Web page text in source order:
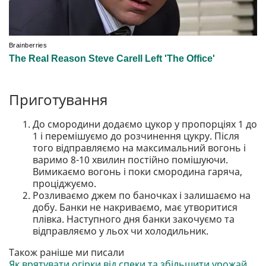
Приготування
До смородини додаємо цукор у пропорціях 1 до
1 і перемішуємо до розчинення цукру. Після
того відправляємо на максимальний вогонь і
варимо 8-10 хвилин постійно помішуючи.
Вимикаємо вогонь і поки смородина гаряча,
проціджуємо.
Розливаємо джем по баночках і залишаємо на
добу. Банки не накриваємо, має утворитися
плівка. Наступного дня банки закочуємо та
відправляємо у льох чи холодильник.
Також раніше ми писали